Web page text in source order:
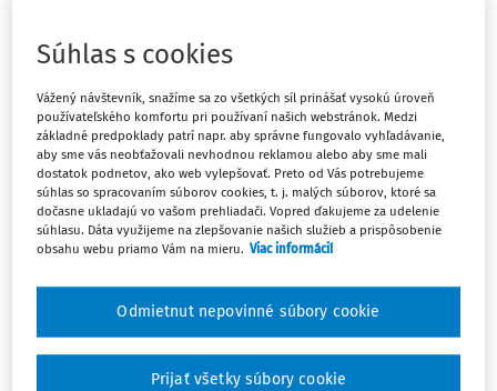
uvádzať nástupnú odmenu alebo jej rozpätie
Zároveň majú zákaz pýtať sa uchádzača na výšku jeho
odmeny u súčasného či predchádzajúcich
zamestnávateľov. To má obmedziť „prenášanie“ historicky
nízkych miezd a prispieť k férovejšiemu odmeňovaniu.
Štruktúry odmeňovania a interné
pravidlá
Zamestnávatelia musia zaviesťštruktúry odmeňovania
založené na objektívnych kritériách (zložitosť,
Súhlas s cookies
Vážený návštevník, snažíme sa zo všetkých síl prinášať vysokú úroveň
používateľského komfortu pri používaní našich webstránok. Medzi
základné predpoklady patrí napr. aby správne fungovalo vyhľadávanie,
aby sme vás neobťažovali nevhodnou reklamou alebo aby sme mali
dostatok podnetov, ako web vylepšovať. Preto od Vás potrebujeme
súhlas so spracovaním súborov cookies, t. j. malých súborov, ktoré sa
dočasne ukladajú vo vašom prehliadači. Vopred ďakujeme za udelenie
súhlasu. Dáta využijeme na zlepšovanie našich služieb a prispôsobenie
obsahu webu priamo Vám na mieru. Viac informácií
Odmietnut nepovinné súbory cookie
Prijať všetky súbory cookie